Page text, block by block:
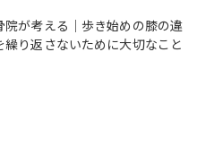
院が考える｜歩き始めの膝の違
り返さないために大切なこと